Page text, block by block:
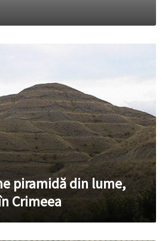
piramidă din lume,
Crimeea